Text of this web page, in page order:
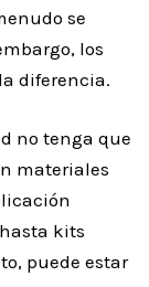
se
los
diferencia.
no tenga que
materiales
kits
puede estar